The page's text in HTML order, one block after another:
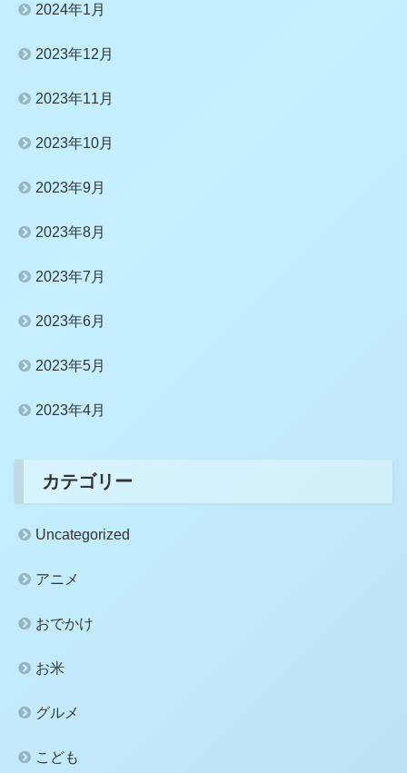
2024年1月
2023年12月
2023年11月
2023年10月
2023年9月
2023年8月
2023年7月
2023年6月
2023年5月
2023年4月
カテゴリー
Uncategorized
アニメ
おでかけ
お米
グルメ
こども